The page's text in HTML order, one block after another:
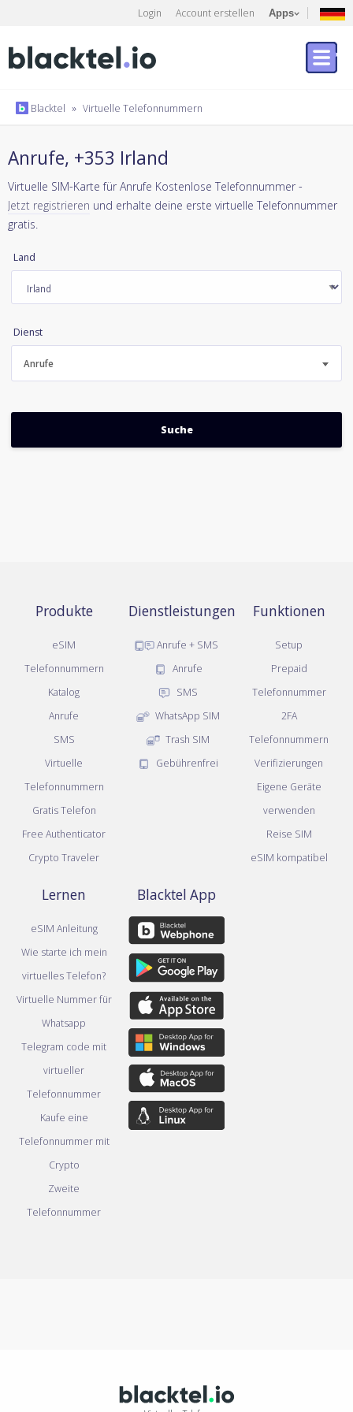
Login Account erstellen Apps
Blacktel » Virtuelle Telefonnummern
Anrufe, +353 Irland
Virtuelle SIM-Karte für Anrufe Kostenlose Telefonnummer -
Jetzt registrieren und erhalte deine erste virtuelle Telefonnummer
gratis.
Land
Dienst
Anrufe
Produkte
eSIM
Telefonnummern
Katalog
Anrufe
SMS
Virtuelle
Telefonnummern
Gratis Telefon
Free Authenticator
Crypto Traveler
Dienstleistungen
Anrufe + SMS
Anrufe
SMS
WhatsApp SIM
Trash SIM
Gebührenfrei
Funktionen
Setup
Prepaid
Telefonnummer
2FA
Telefonnummern
Verifizierungen
Eigene Geräte
verwenden
Reise SIM
eSIM kompatibel
Lernen
eSIM Anleitung
Wie starte ich mein
virtuelles Telefon?
Virtuelle Nummer für
Whatsapp
Telegram code mit
virtueller
Telefonnummer
Kaufe eine
Telefonnummer mit
Crypto
Zweite
Telefonnummer
Blacktel App